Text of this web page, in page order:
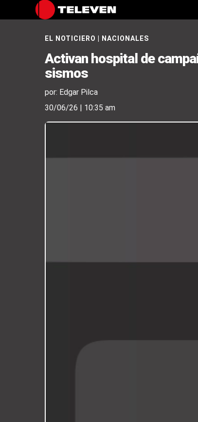
EL NOTICIERO NACIONALES
Activan hospital de
sismos
por: Edgar Pilca
30/06/26 | 10:35 am